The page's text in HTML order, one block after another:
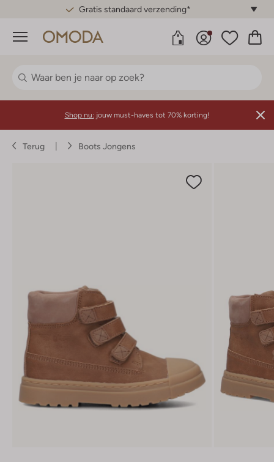
Gratis standaard verzending*
Menu
Shop nu: jouw must-haves tot 70% korting!
Terug Boots Jongens